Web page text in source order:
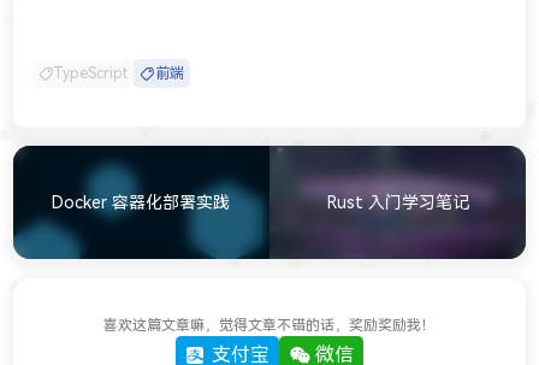
TypeScript 前端
Docker 容器化部署实践 Rust 入门学习笔记
喜欢这篇文章嘛，觉得文章不错的话，奖励奖励我！
支付宝 微信